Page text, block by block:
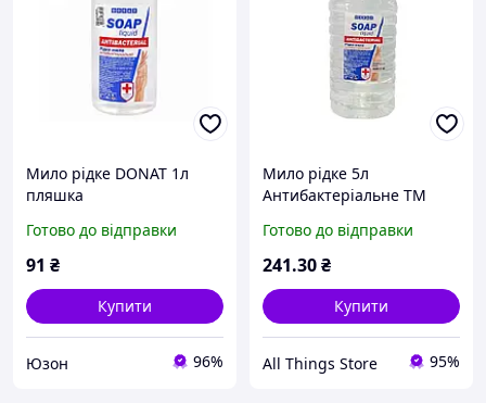
Мило рідке DONAT 1л
пляшка
топ)
Готово до відправки
91 ₴
Купити
Юзон 96%
Мило рідке 5л
Антибактеріальне ТМ
Готово до відправки
241.30₴
Купити
All Things Store 95%